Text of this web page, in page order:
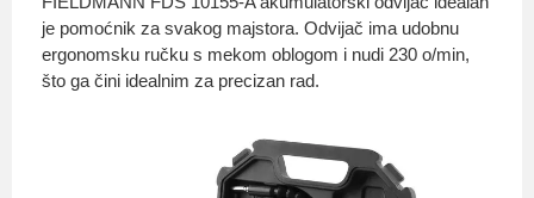
je pomoćnik za svakog majstora. Odvijač ima udobnu
ergonomsku ručku s mekom oblogom i nudi 230 o/min,
što ga čini idealnim za precizan rad.
Privatnost kupca